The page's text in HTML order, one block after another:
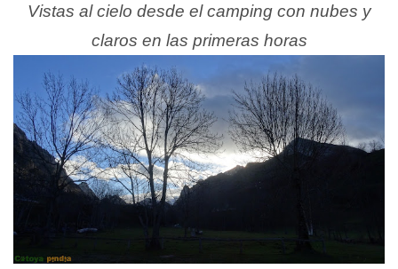
Vistas al cielo desde el camping con nubes y
claros en las primeras horas